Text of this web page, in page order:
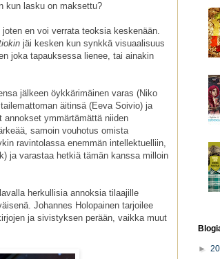
kun lasku on maksettu?
en voi verrata teoksia keskenään.
jäi kesken kun synkkä visuaalisuus
joka tapauksessa lienee, tai ainakin
jälkeen öykkärimäinen varas (Niko
äitinsä (Eeva Soivio) ja
annokset ymmärtämättä niiden
samoin vouhotus omista
ravintolassa enemmän intellektuelliin,
ja varastaa hetkiä tämän kanssa milloin
herkullisia annoksia tilaajille
Johannes Holopainen tarjoilee
ja sivistyksen perään, vaikka muut
►